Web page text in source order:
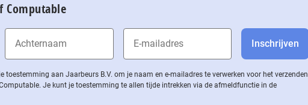
Computable
toestemming aan Jaarbeurs B.V. om je naam en e-mailadres te verwerken voor het verzenden
Je kunt je toestemming te allen tijde intrekken via de af­meld­func­tie in de